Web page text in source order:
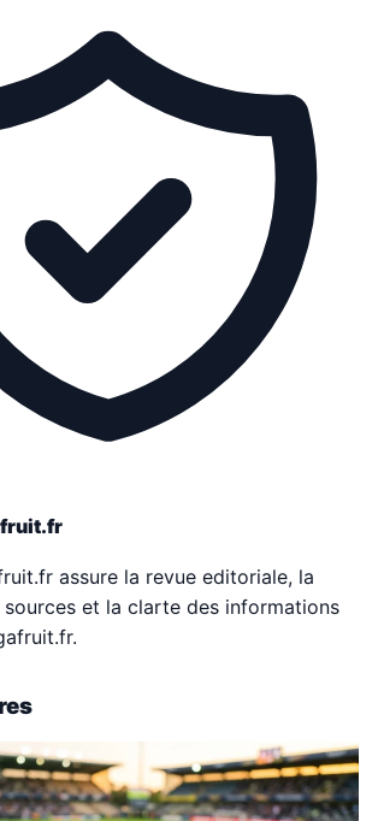
assure la revue editoriale, la
et la clarte des informations